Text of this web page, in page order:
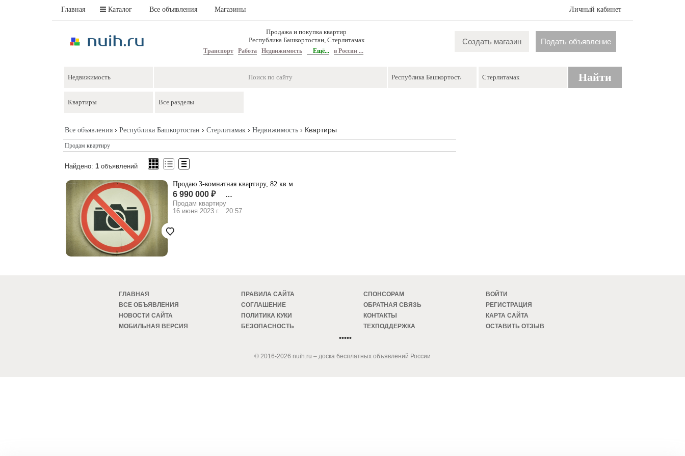
Главная Каталог Все объявления Магазины Личный кабинет
Продажа и покупка квартир
Республика Башкортостан, Стерлитамак
Транспорт Работа Недвижимость Ещё... в России ...
Создать магазин Подать объявление
Найти
Все объявления › Республика Башкортостан › Стерлитамак › Недвижимость › Квартиры
Продам квартиру
Найдено: 1 объявлений
Продаю 3-комнатная квартиру, 82 кв м
6 990 000 ₽ …
Продам квартиру
16 июня 2023 г. 20:57
ГЛАВНАЯ
ВСЕ ОБЪЯВЛЕНИЯ
НОВОСТИ САЙТА
МОБИЛЬНАЯ ВЕРСИЯ
ПРАВИЛА САЙТА
СОГЛАШЕНИЕ
ПОЛИТИКА КУКИ
БЕЗОПАСНОСТЬ
СПОНСОРАМ
ОБРАТНАЯ СВЯЗЬ
КОНТАКТЫ
ТЕХПОДДЕРЖКА
ВОЙТИ
РЕГИСТРАЦИЯ
КАРТА САЙТА
ОСТАВИТЬ ОТЗЫВ
•••••
© 2016-2026 nuih.ru – доска бесплатных объявлений России